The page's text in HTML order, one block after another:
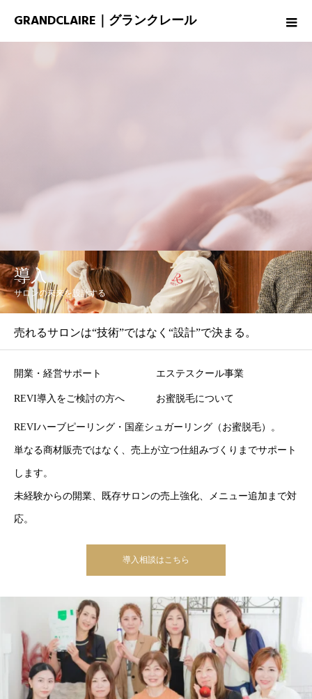
GRANDCLAIRE｜グランクレール
導入
サロンの未来を設計する
売れるサロンは“技術”ではなく“設計”で決まる。
開業・経営サポート エステスクール事業
REVI導入をご検討の方へ お蜜脱毛について
REVIハーブピーリング・国産シュガーリング（お蜜脱毛）。
単なる商材販売ではなく、売上が立つ仕組みづくりまでサポート
します。
未経験からの開業、既存サロンの売上強化、メニュー追加まで対
応。
導入相談はこちら